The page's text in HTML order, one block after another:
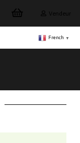
Vendeur
French ▼